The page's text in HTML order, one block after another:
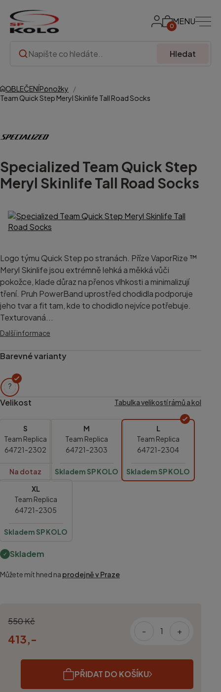
0MENU
Hledat
OBLEČENÍPonožky
Team Quick Step Meryl Skinlife Tall Road Socks
Specialized Team Quick Step
Meryl Skinlife Tall Road Socks
Logo týmu Quick Step po stranách. Příze VaporRize ™
Meryl Skinlife jsou extrémně lehká a měkká vůči
pokožce, klade důraz na přenos vlhkosti a minimalizují
tření. Pruh PowerBand uprostřed chodidla podporuje
jeho tvar a fit tam, kde to chodidlo nejvíce potřebuje.
Texturovaná...
Další informace
Barevné varianty
?
Velikost Tabulka velikostí rámů a kol
S
Team Replica
64721-2302
Na dotaz
M
Team Replica
64721-2303
Skladem SP KOLO
L
Team Replica
64721-2304
Skladem SP KOLO
XL
Team Replica
64721-2305
Skladem SP KOLO
Skladem
Můžete mít hned na prodejně v Praze
550 Kč
413,-
- +
PŘIDAT DO KOŠÍKU